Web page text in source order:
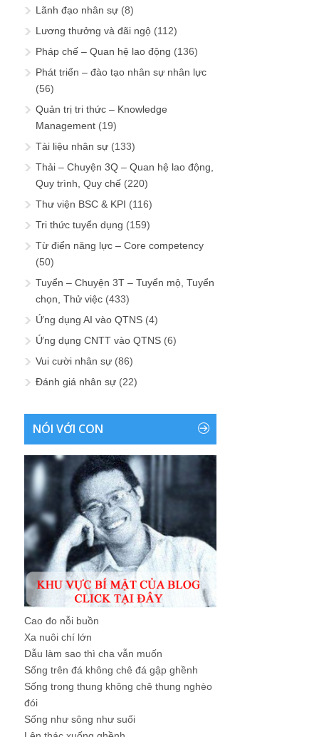
Lãnh đạo nhân sự (8)
Lương thưởng và đãi ngộ (112)
Pháp chế – Quan hệ lao động (136)
Phát triển – đào tạo nhân sự nhân lực
(56)
Quản trị tri thức – Knowledge
Management (19)
Tài liệu nhân sự (133)
Thải – Chuyện 3Q – Quan hệ lao động,
Quy trình, Quy chế (220)
Thư viện BSC & KPI (116)
Tri thức tuyển dụng (159)
Từ điển năng lực – Core competency
(50)
Tuyển – Chuyện 3T – Tuyển mộ, Tuyển
chọn, Thử việc (433)
Ứng dụng AI vào QTNS (4)
Ứng dụng CNTT vào QTNS (6)
Vui cười nhân sự (86)
Đánh giá nhân sự (22)
NÓI VỚI CON
Cao đo nỗi buồn
Xa nuôi chí lớn
Dẫu làm sao thì cha vẫn muốn
Sống trên đá không chê đá gập ghềnh
Sống trong thung không chê thung nghèo
đói
Sống như sông như suối